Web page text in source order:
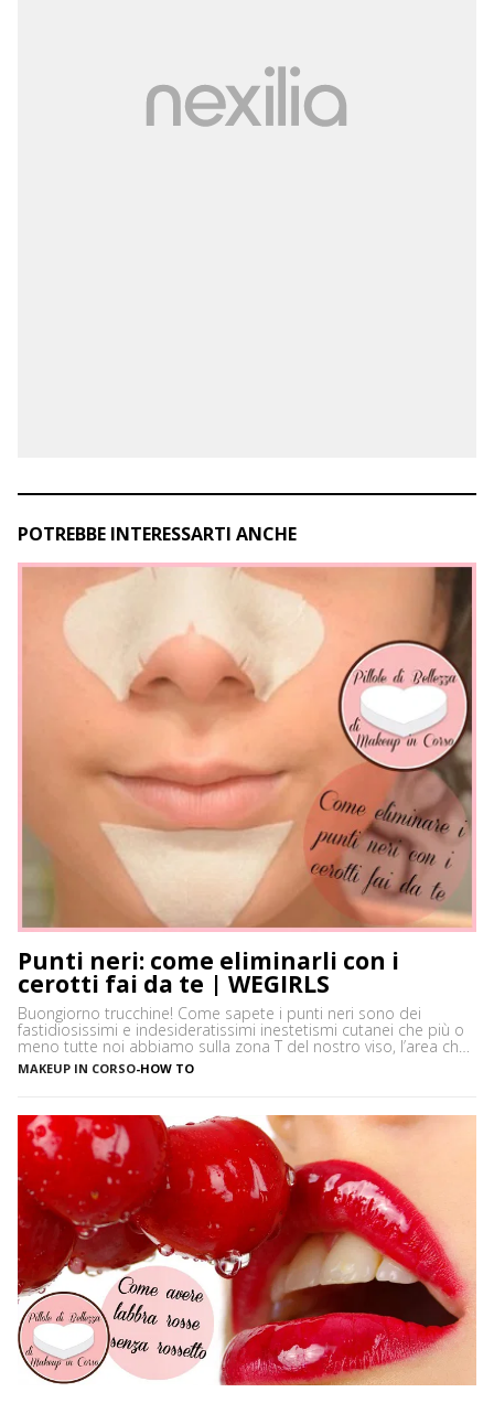
POTREBBE INTERESSARTI ANCHE
Punti neri: come eliminarli con i
cerotti fai da te | WEGIRLS
Buongiorno trucchine! Come sapete i punti neri sono dei
fastidiosissimi e indesideratissimi inestetismi cutanei che più o
meno tutte noi abbiamo sulla zona T del nostro viso, l’area che
è più spesso vittima di impurità e alterazioni del pH della pelle,
soprattutto se si ha la pelle grassa e non si usano prodotti
MAKEUP IN CORSO-HOW TO